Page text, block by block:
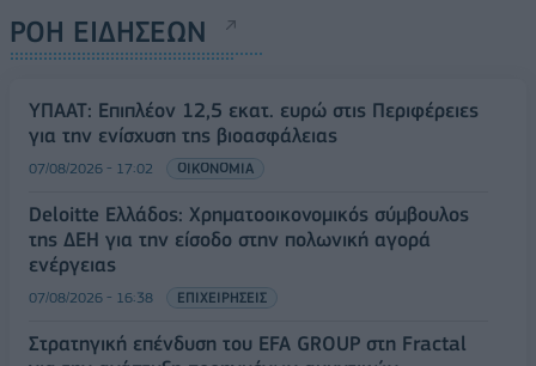
ΡΟΗ ΕΙΔΗΣΕΩΝ
ΥΠΑΑΤ: Επιπλέον 12,5 εκατ. ευρώ στις Περιφέρειες
για την ενίσχυση της βιοασφάλειας
07/08/2026 - 17:02 ΟΙΚΟΝΟΜΙΑ
Deloitte Ελλάδος: Χρηματοοικονομικός σύμβουλος
της ΔΕΗ για την είσοδο στην πολωνική αγορά
ενέργειας
07/08/2026 - 16:38 ΕΠΙΧΕΙΡΗΣΕΙΣ
Στρατηγική επένδυση του EFA GROUP στη Fractal